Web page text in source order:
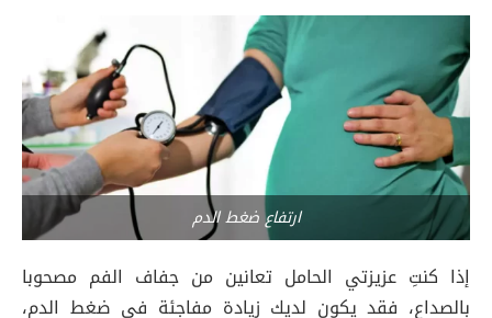
ارتفاع ضغط الدم
إذا كنتِ عزيزتي الحامل تعانين من جفاف الفم مصحوبا
بالصداع، فقد يكون لديك زيادة مفاجئة في ضغط الدم،